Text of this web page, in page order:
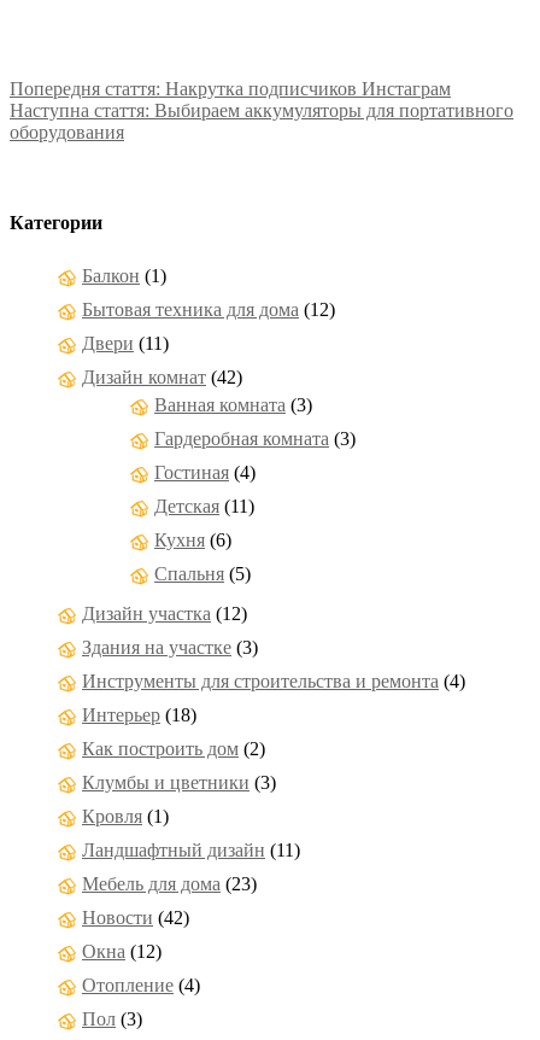
Попередня стаття: Накрутка подписчиков Инстаграм
Наступна стаття: Выбираем аккумуляторы для портативного
оборудования
Категории
Балкон (1)
Бытовая техника для дома (12)
Двери (11)
Дизайн комнат (42)
Ванная комната (3)
Гардеробная комната (3)
Гостиная (4)
Детская (11)
Кухня (6)
Спальня (5)
Дизайн участка (12)
Здания на участке (3)
Инструменты для строительства и ремонта (4)
Интерьер (18)
Как построить дом (2)
Клумбы и цветники (3)
Кровля (1)
Ландшафтный дизайн (11)
Мебель для дома (23)
Новости (42)
Окна (12)
Отопление (4)
Пол (3)